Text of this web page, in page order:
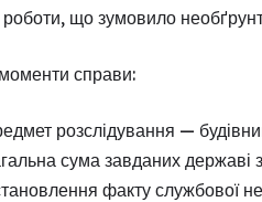
роботи, що зумовило
справи:
розслідування —
сума завданих державі
факту службової